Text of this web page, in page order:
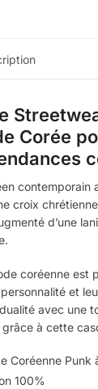
Corée
contemporain
croix
d’une
coréenne est
et
avec une
à cette
Coréenne Punk
100%